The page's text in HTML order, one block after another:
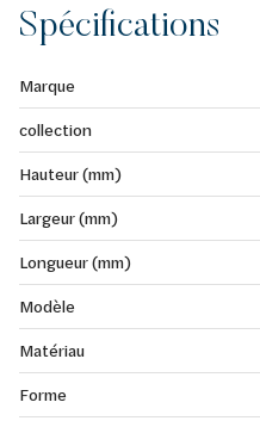
Spécifications
Marque
collection
Hauteur (mm)
Largeur (mm)
Longueur (mm)
Modèle
Matériau
Forme